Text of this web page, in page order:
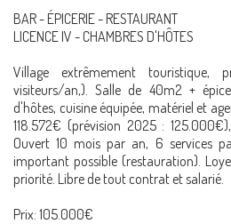
BAR - ÉPICERIE - RESTAURANT
LICENCE IV - CHAMBRES D'HÔTES
Village extrêmement touristique,
visiteurs/an,). Salle de 40m2 +
d'hôtes, cuisine équipée, matériel et
118.572€ (prévision 2025 :
Ouvert 10 mois par an, 6 services
important possible (restauration).
priorité. Libre de tout contrat et salarié.
Prix: 105.000€